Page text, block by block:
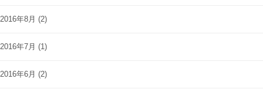
2016年8月 (2)
2016年7月 (1)
2016年6月 (2)